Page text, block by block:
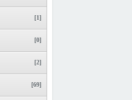
[1]
[0]
[2]
[69]